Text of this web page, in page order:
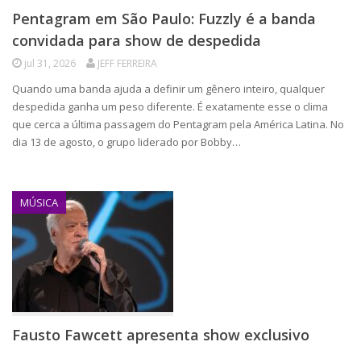
Pentagram em São Paulo: Fuzzly é a banda
convidada para show de despedida
jul 31, 2026 JEFF FERREIRA
Quando uma banda ajuda a definir um gênero inteiro, qualquer
despedida ganha um peso diferente. É exatamente esse o clima
que cerca a última passagem do Pentagram pela América Latina. No
dia 13 de agosto, o grupo liderado por Bobby…
MÚSICA
Fausto Fawcett apresenta show exclusivo